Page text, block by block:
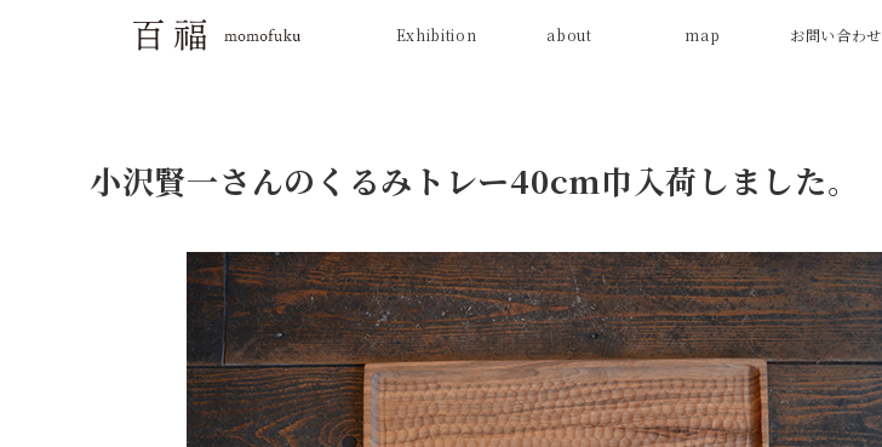
Exhibition about map お問い合わせ
小沢賢一さんのくるみトレー40cm巾入荷しました。